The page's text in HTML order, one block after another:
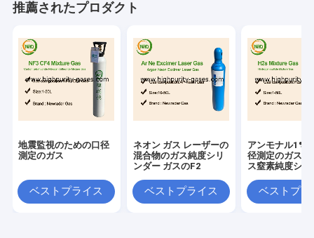
推薦されたプロダクト
地震監視のための口径
測定のガス
ベストプライス
ネオン ガス レーザーの
混合物のガス純度シリ
ンダー ガスのF2
ベストプライス
アンモナル1%
径測定のガスの
ス窒素純度シリ
ベストプラ